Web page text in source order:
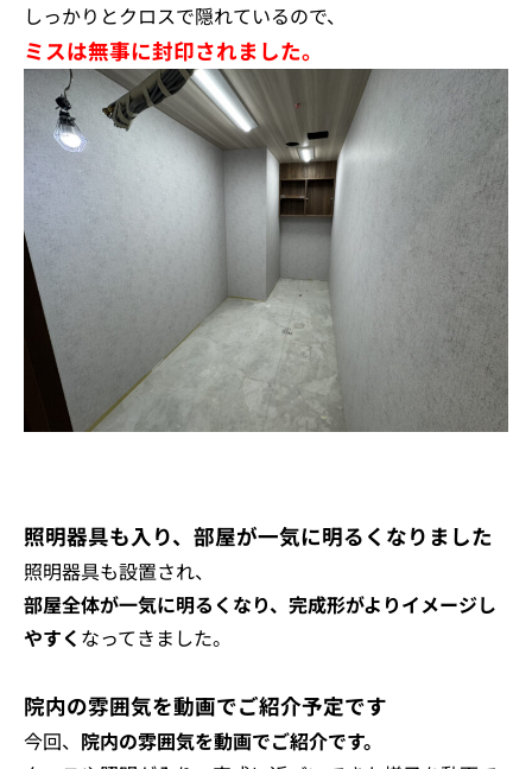
しっかりとクロスで隠れているので、
ミスは無事に封印されました。
照明器具も入り、部屋が一気に明るくなりました
照明器具も設置され、
部屋全体が一気に明るくなり、完成形がよりイメージし
やすく なってきました。
院内の雰囲気を動画でご紹介予定です
今回、 院内の雰囲気を動画でご紹介です。